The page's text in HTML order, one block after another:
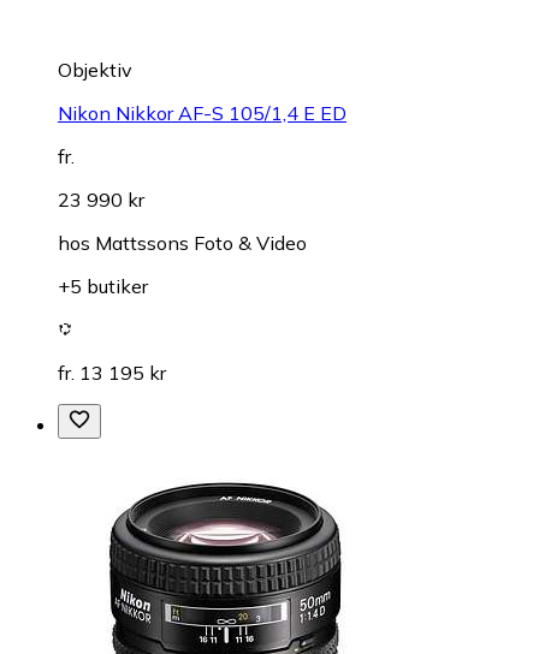
Objektiv
Nikon Nikkor AF-S 105/1,4 E ED
fr.
23 990 kr
hos Mattssons Foto & Video
+5 butiker
fr. 13 195 kr